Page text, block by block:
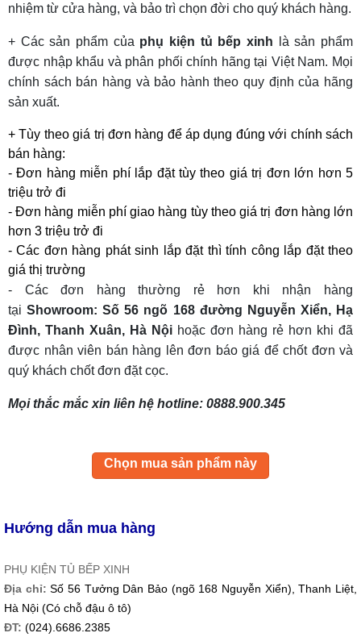
nhiệm từ cửa hàng, và bảo trì chọn đời cho quý khách hàng.
+ Các sản phẩm của phụ kiện tủ bếp xinh là sản phẩm
được nhập khẩu và phân phối chính hãng tại Việt Nam. Mọi
chính sách bán hàng và bảo hành theo quy định của hãng
sản xuất.
+ Tùy theo giá trị đơn hàng để áp dụng đúng với chính sách
bán hàng:
- Đơn hàng miễn phí lắp đặt tùy theo giá trị đơn lớn hơn 5
triệu trở đi
- Đơn hàng miễn phí giao hàng tùy theo giá trị đơn hàng lớn
hơn 3 triệu trở đi
- Các đơn hàng phát sinh lắp đặt thì tính công lắp đặt theo
giá thị trường
- Các đơn hàng thường rẻ hơn khi nhận hàng
tạiShowroom: Số 56 ngõ 168 đường Nguyễn Xiển, Hạ
Đình, Thanh Xuân, Hà Nội hoặc đơn hàng rẻ hơn khi đã
được nhân viên bán hàng lên đơn báo giá để chốt đơn và
quý khách chốt đơn đặt cọc.
Mọi thắc mắc xin liên hệ hotline: 0888.900.345
Chọn mua sản phẩm này
Hướng dẫn mua hàng
PHỤ KIỆN TỦ BẾP XINH
Địa chỉ: Số 56 Tưởng Dân Bảo (ngõ 168 Nguyễn Xiển), Thanh Liệt,
Hà Nội (Có chỗ đậu ô tô)
ĐT: (024).6686.2385